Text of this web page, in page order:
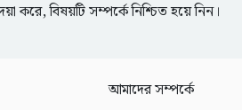
করে, বিষয়টি সম্পর্কে নিশ্চিত হয়ে নিন।
আমাদের সম্পর্কে